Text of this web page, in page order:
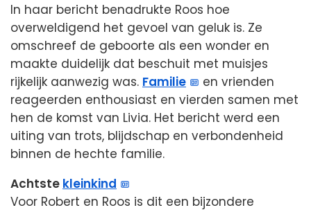
In haar bericht benadrukte Roos hoe
overweldigend het gevoel van geluk is. Ze
omschreef de geboorte als een wonder en
maakte duidelijk dat beschuit met muisjes
rijkelijk aanwezig was. Familie
en vrienden
reageerden enthousiast en vierden samen met
hen de komst van Livia. Het bericht werd een
uiting van trots, blijdschap en verbondenheid
binnen de hechte familie.
Achtste kleinkind
Voor Robert en Roos is dit een bijzondere